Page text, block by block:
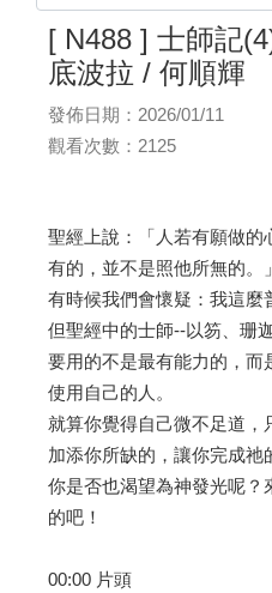
[ N488 ] 士師記
底波拉 / 何順輝
發佈日期：2026/01/11
觀看次數：2125
聖經上說：「人若有願做的
有的，並不是照他所無的。」
有時候我們會懷疑：我這麼
但聖經中的士師--以笏、珊
要用的不是最有能力的，而
使用自己的人。
就算你覺得自己微不足道，
加添你所缺的，讓你完成祂
你是否也渴望為神發光呢？
的吧！
00:00 片頭